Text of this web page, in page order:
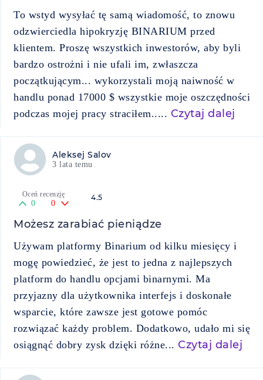
To wstyd wysyłać tę samą wiadomość, to znowu
odzwierciedla hipokryzję BINARIUM przed
klientem. Proszę wszystkich inwestorów, aby byli
bardzo ostrożni i nie ufali im, zwłaszcza
początkującym... wykorzystali moją naiwność w
handlu ponad 17000 $ wszystkie moje oszczędności
podczas mojej pracy straciłem..... Czytaj dalej
Aleksej Salov
3 lata temu
4.5
Oceń recenzję
0 0
Możesz zarabiać pieniądze
Używam platformy Binarium od kilku miesięcy i
mogę powiedzieć, że jest to jedna z najlepszych
platform do handlu opcjami binarnymi. Ma
przyjazny dla użytkownika interfejs i doskonałe
wsparcie, które zawsze jest gotowe pomóc
rozwiązać każdy problem. Dodatkowo, udało mi się
osiągnąć dobry zysk dzięki różne... Czytaj dalej